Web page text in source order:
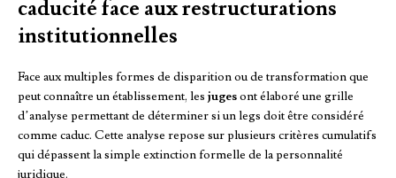
caducité face aux restructurations
institutionnelles
Face aux multiples formes de disparition ou de transformation que
peut connaître un établissement, les jugesont élaboré une grille
d’analyse permettant de déterminer si un legs doit être considéré
comme caduc. Cette analyse repose sur plusieurs critères cumulatifs
qui dépassent la simple extinction formelle de la personnalité
juridique.